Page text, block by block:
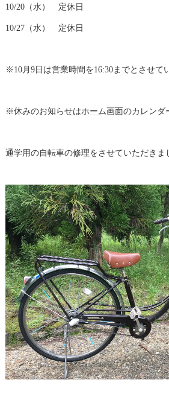
10/20（水） 定休日
10/27（水） 定休日
※10月9日は営業時間を16:30までとさせて
※休みのお知らせはホーム画面のカレンダ
通学用の自転車の修理をさせていただきま